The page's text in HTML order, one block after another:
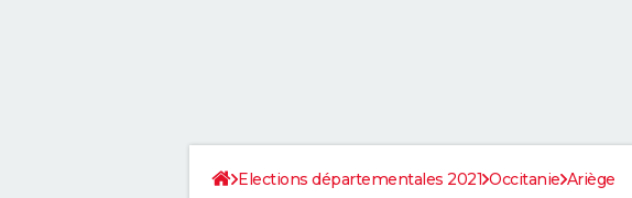
Elections départementales 2021 Occitanie Ariège